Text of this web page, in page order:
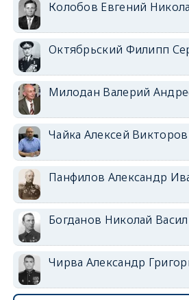
Колобов Евгений
Октябрьский Филипп
Милодан Валерий
Чайка Алексей
Панфилов Александр
Богданов Николай
Чирва Александр